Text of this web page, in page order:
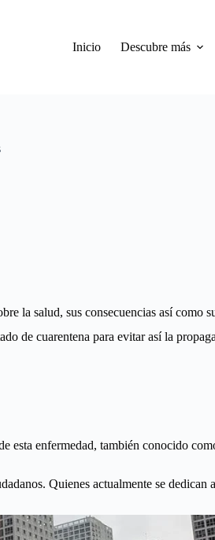
Inicio
Descubre más
la salud, sus consecuencias así como
de cuarentena para evitar así la
esta enfermedad, también conocido
Quienes actualmente se